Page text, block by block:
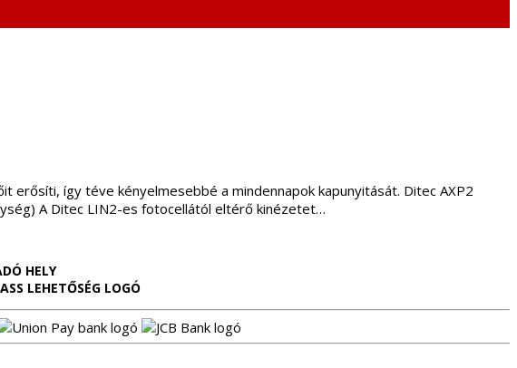
így téve kényelmesebbé a mindennapok kapunyitását. Ditec AXP2
A Ditec LIN2-es fotocellától eltérő kinézetet…
HELY